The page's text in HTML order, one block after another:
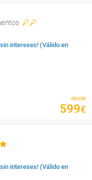
intereses! (Válido en
desde
599€
intereses! (Válido en